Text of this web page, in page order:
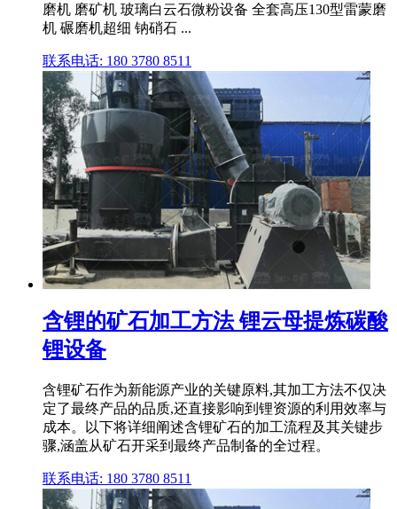
磨机 磨矿机 玻璃白云石微粉设备 全套高压130型雷蒙磨
机 碾磨机超细 钠硝石 ...
联系电话: 180 3780 8511
含锂的矿石加工方法 锂云母提炼碳酸
锂设备
含锂矿石作为新能源产业的关键原料,其加工方法不仅决
定了最终产品的品质,还直接影响到锂资源的利用效率与
成本。以下将详细阐述含锂矿石的加工流程及其关键步
骤,涵盖从矿石开采到最终产品制备的全过程。
联系电话: 180 3780 8511